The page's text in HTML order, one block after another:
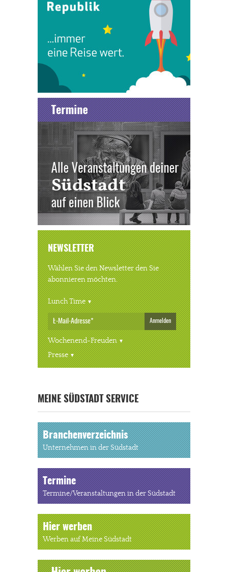
NEWSLETTER
Wählen Sie den Newsletter den Sie
abonnieren möchten.
Lunch Time
Anmelden
Wochenend-Freuden
Presse
MEINE SÜDSTADT SERVICE
Branchenverzeichnis
Unternehmen in der Südstadt
Termine
Termine/Veranstaltungen in der Südstadt
Hier werben
Werben auf Meine Südstadt